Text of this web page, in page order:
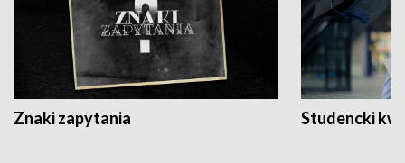
Znaki zapytania Studencki